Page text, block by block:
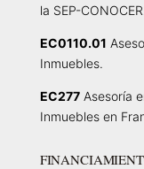
la SEP-CONOCER.
EC0110.01
Inmuebles.
EC277Asesoría
Inmuebles en